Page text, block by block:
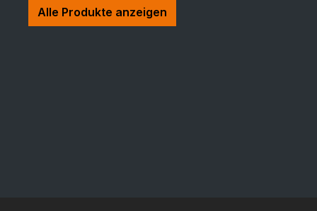
Alle Produkte anzeigen